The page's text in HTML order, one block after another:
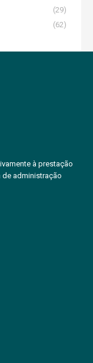
(29)
(62)
à prestação
de administração